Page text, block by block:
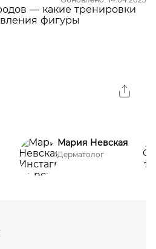
Мария Невская
Дерматолог